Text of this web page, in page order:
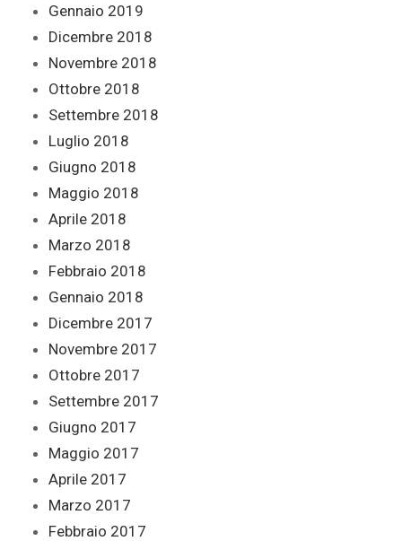
Gennaio 2019
Dicembre 2018
Novembre 2018
Ottobre 2018
Settembre 2018
Luglio 2018
Giugno 2018
Maggio 2018
Aprile 2018
Marzo 2018
Febbraio 2018
Gennaio 2018
Dicembre 2017
Novembre 2017
Ottobre 2017
Settembre 2017
Giugno 2017
Maggio 2017
Aprile 2017
Marzo 2017
Febbraio 2017